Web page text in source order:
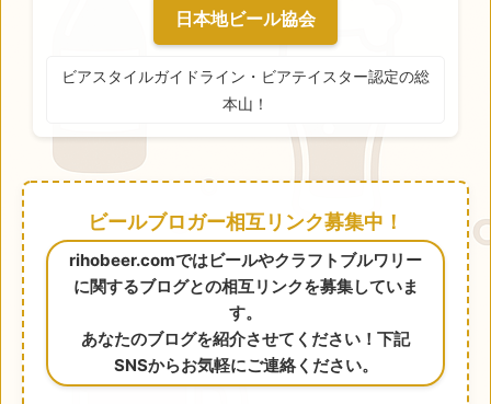
日本地ビール協会
ビアスタイルガイドライン・ビアテイスター認定の総
本山！
ビールブロガー相互リンク募集中！
rihobeer.comではビールやクラフトブルワリー
に関するブログとの相互リンクを募集していま
す。
あなたのブログを紹介させてください！下記
SNSからお気軽にご連絡ください。